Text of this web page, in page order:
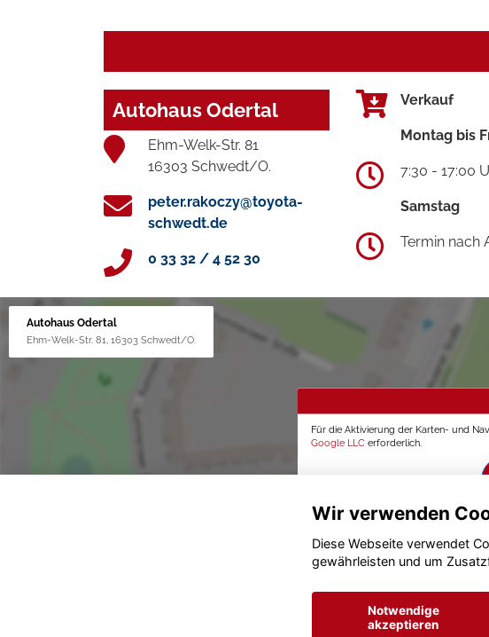
Autohaus Odertal
Ehm-Welk-Str. 81
16303 Schwedt/O.
peter.rakoczy@toyota-
schwedt.de
0 33 32 / 4 52 30
Verkauf
Montag bis
7:30 - 17:00
Samstag
Termin nach
Autohaus Odertal
Ehm-Welk-Str. 81, 16303 Schwedt/O.
Für die Aktivierung der Karten- und
Google LLC erforderlich.
Wir verwenden
Diese Webseite verwendet
gewährleisten und um
Notwendige
akzeptieren